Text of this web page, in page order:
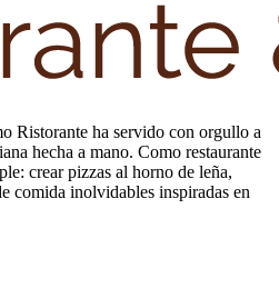
Ristorante ha servido con orgullo a
hecha a mano. Como restaurante
crear pizzas al horno de leña,
comida inolvidables inspiradas en